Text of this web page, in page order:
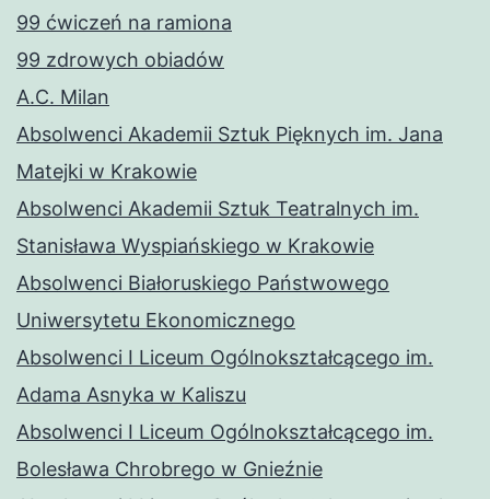
99 ćwiczeń na ramiona
99 zdrowych obiadów
A.C. Milan
Absolwenci Akademii Sztuk Pięknych im. Jana
Matejki w Krakowie
Absolwenci Akademii Sztuk Teatralnych im.
Stanisława Wyspiańskiego w Krakowie
Absolwenci Białoruskiego Państwowego
Uniwersytetu Ekonomicznego
Absolwenci I Liceum Ogólnokształcącego im.
Adama Asnyka w Kaliszu
Absolwenci I Liceum Ogólnokształcącego im.
Bolesława Chrobrego w Gnieźnie